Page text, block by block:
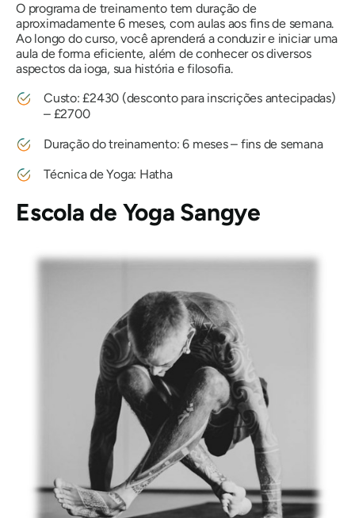
O programa de treinamento tem duração de
aproximadamente 6 meses, com aulas aos fins de semana.
Ao longo do curso, você aprenderá a conduzir e iniciar uma
aula de forma eficiente, além de conhecer os diversos
aspectos da ioga, sua história e filosofia.
Custo: £2430 (desconto para inscrições antecipadas)
– £2700
Duração do treinamento: 6 meses – fins de semana
Técnica de Yoga: Hatha
Escola de Yoga Sangye